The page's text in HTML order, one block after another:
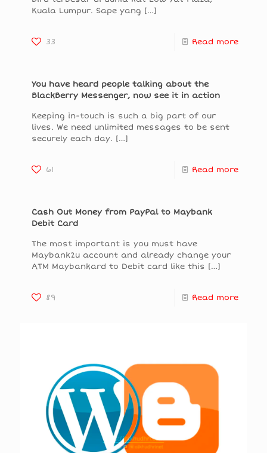
Kuala Lumpur. Sape yang […]
33 Read more
You have heard people talking about the
BlackBerry Messenger, now see it in action
Keeping in-touch is such a big part of our
lives. We need unlimited messages to be sent
securely each day. […]
61 Read more
Cash Out Money from PayPal to Maybank
Debit Card
The most important is you must have
Maybank2u account and already change your
ATM Maybankard to Debit card like this […]
89 Read more